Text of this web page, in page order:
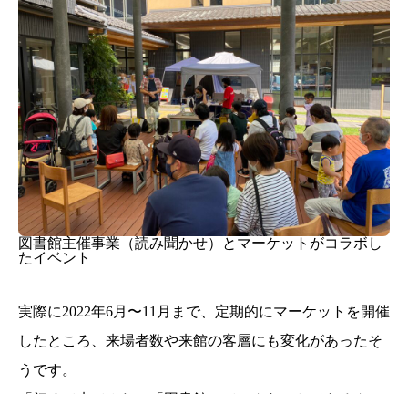
図書館主催事業（読み聞かせ）とマーケットがコラボし
たイベント
実際に2022年6月〜11月まで、定期的にマーケットを開催
したところ、来場者数や来館の客層にも変化があったそ
うです。